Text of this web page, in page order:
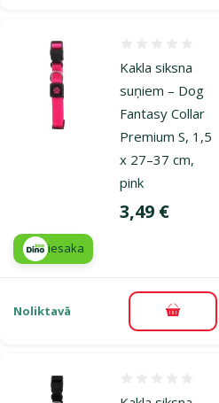
Kakla siksna
suņiem – Dog
Fantasy Collar
Premium S, 1,5
x 27–37 cm,
pink
Cena
3,49 €
iesaka
Noliktavā